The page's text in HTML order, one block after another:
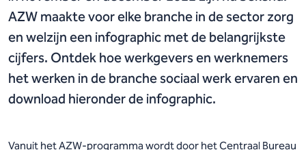
AZW maakte voor elke branche in de sector zorg
en welzijn een infographic met de belangrijkste
cijfers. Ontdek hoe werkgevers en werknemers
het werken in de branche sociaal werk ervaren en
download hieronder de infographic.
Vanuit het AZW-programma wordt door het Centraal Bureau